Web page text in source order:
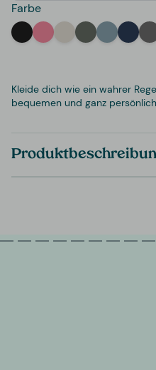
Farbe
BlackPink Off-White
GreenLightNavy
Kleide dich wie ein wahrer
bequemen und ganz